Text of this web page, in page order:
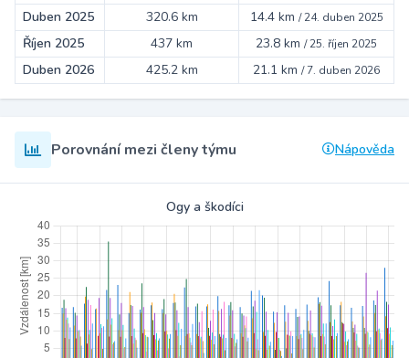
Duben 2025 320.6 km 14.4 km /24. duben 2025
Říjen 2025 437 km 23.8 km /25. říjen 2025
Duben 2026 425.2 km 21.1 km /7. duben 2026
Porovnání mezi členy týmu Nápověda
Ogy a škodíci